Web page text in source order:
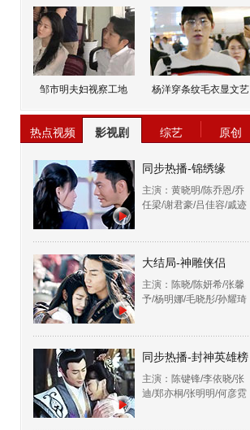
邹市明夫妇视察工地 杨洋穿条纹毛衣显文艺
热点视频 影视剧 综艺 原创
同步热播-锦绣缘
主演：黄晓明/陈乔恩/乔
任梁/谢君豪/吕佳容/戚迹
大结局-神雕侠侣
主演：陈晓/陈妍希/张馨
予/杨明娜/毛晓彤/孙耀琦
同步热播-封神英雄榜
主演：陈键锋/李依晓/张
迪/郑亦桐/张明明/何彦霓